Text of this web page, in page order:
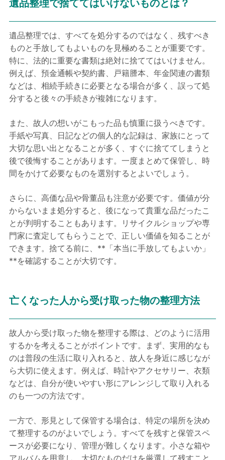
遺品整理で捨ててはいけないものとは？
遺品整理では、すべてを処分するのではなく、残すべき
ものと手放してもよいものを見極めることが重要です。
特に、法的に重要な書類は絶対に捨ててはいけません。
例えば、預金通帳や契約書、戸籍謄本、年金関連の書類
などは、相続手続きに必要となる場合が多く、誤って処
分すると後々の手続きが複雑になります。
また、故人の想いがこもった品も慎重に扱うべきです。
手紙や写真、日記などの個人的な記録は、家族にとって
大切な思い出となることが多く、すぐに捨ててしまうと
後で後悔することがあります。一度まとめて保管し、時
間をかけて必要なものを選別するとよいでしょう。
さらに、高価な品や骨董品も注意が必要です。価値が分
からないまま処分すると、後になって貴重な品だったこ
とが判明することもあります。リサイクルショップや専
門家に査定してもらうことで、正しい価値を知ることが
できます。捨てる前に、**「本当に手放してもよいか」
**を確認することが大切です。
亡くなった人から受け取った物の整理方法
故人から受け取った物を整理する際は、どのように活用
するかを考えることがポイントです。まず、実用的なも
のは普段の生活に取り入れると、故人を身近に感じなが
ら大切に使えます。例えば、時計やアクセサリー、衣類
などは、自分が使いやすい形にアレンジして取り入れる
のも一つの方法です。
一方で、形見として保管する場合は、特定の場所を決め
て整理するのがよいでしょう。すべてを残すと保管スペ
ースが必要になり、管理が難しくなります。小さな箱や